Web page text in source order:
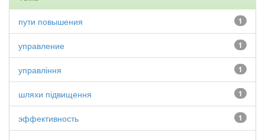
1
пути повышения
1
управление
1
управління
1
шляхи підвищення
1
эффективность